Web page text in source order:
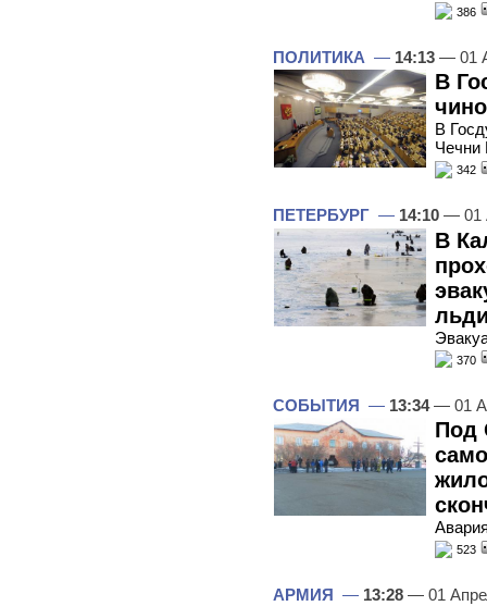
386
ПОЛИТИКА — 14:13 — 01
В
В
Чечни
342
ПЕТЕРБУРГ — 14:10 — 01
В
370
СОБЫТИЯ — 13:34— 01
Под
523
АРМИЯ — 13:28 — 01